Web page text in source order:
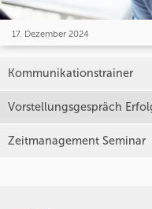
17. Dezember 2024
Kommunikationstrainer
Vorstellungsgespräch
Zeitmanagement Seminar